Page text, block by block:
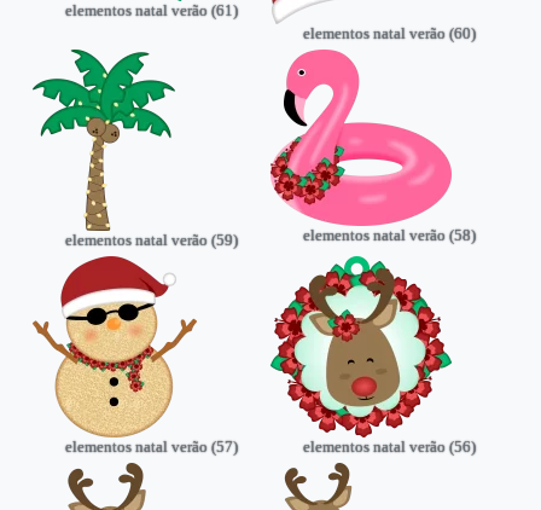
elementos natal verão (61)
elementos natal verão (60)
elementos natal verão (59) elementos natal verão (58)
elementos natal verão (57) elementos natal verão (56)